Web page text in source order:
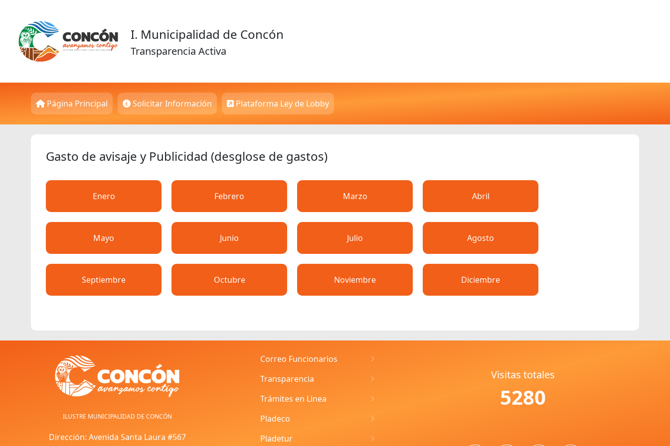
I. Municipalidad de Concón
Transparencia Activa
Página Principal Solicitar Información Plataforma Ley de Lobby
Gasto de avisaje y Publicidad (desglose de gastos)
Enero Febrero Marzo Abril
Mayo Junio Julio Agosto
Septiembre Octubre Noviembre Diciembre
ILUSTRE MUNICIPALIDAD DE CONCÓN
Dirección: Avenida Santa Laura #567
Correo Funcionarios
Transparencia
Trámites en Linea
Pladeco
Pladetur
Visitas totales
5280